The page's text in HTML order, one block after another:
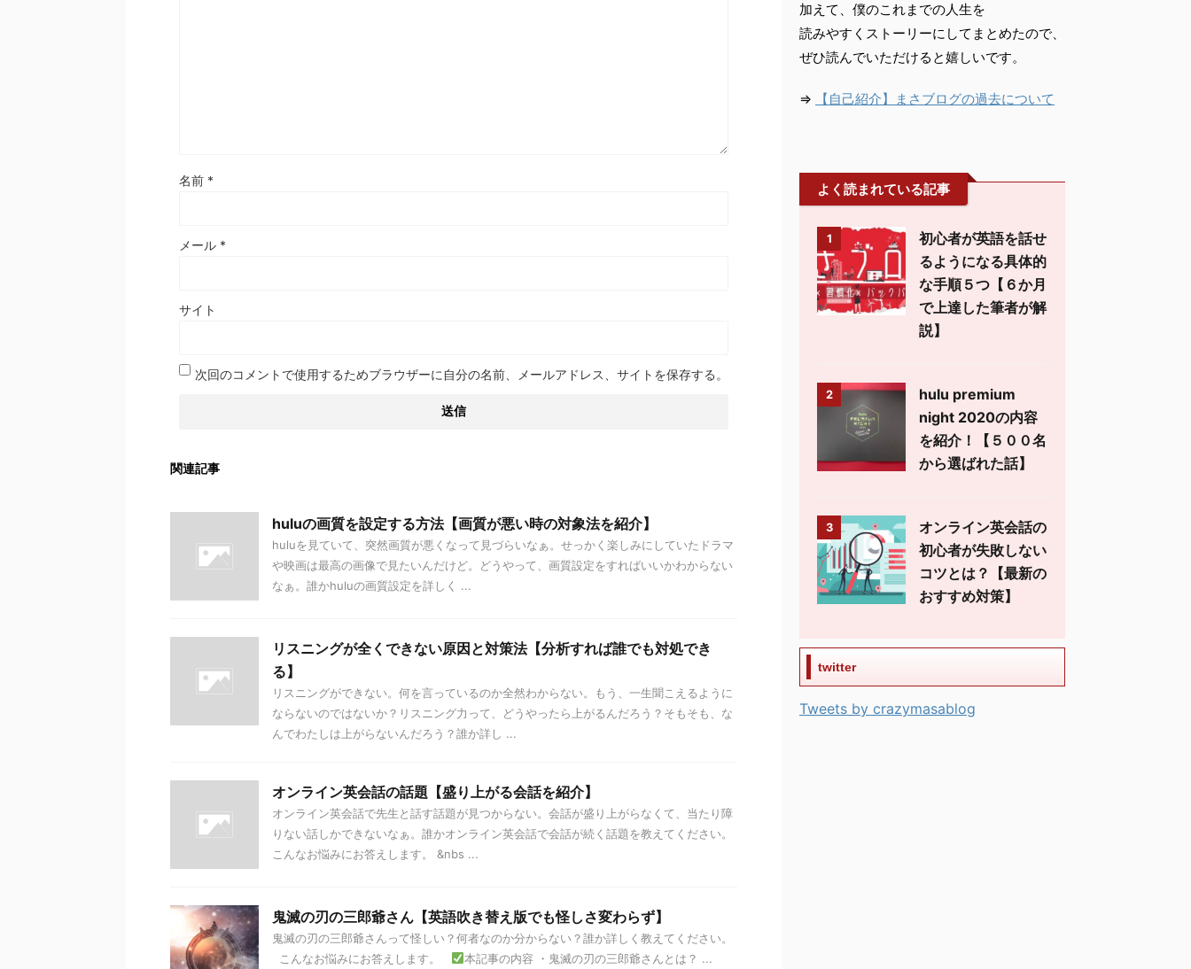
名前 *
メール *
サイト
次回のコメントで使用するためブラウザーに自分の名前、メールアドレス、サイトを保存する。
関連記事
huluの画質を設定する方法【画質が悪い時の対象法を紹介】
huluを見ていて、突然画質が悪くなって見づらいなぁ。せっかく楽しみにしていたドラマ
や映画は最高の画像で見たいんだけど。どうやって、画質設定をすればいいかわからない
なぁ。誰かhuluの画質設定を詳しく ...
リスニングが全くできない原因と対策法【分析すれば誰でも対処でき
る】
リスニングができない。何を言っているのか全然わからない。もう、一生聞こえるように
ならないのではないか？リスニング力って、どうやったら上がるんだろう？そもそも、な
んでわたしは上がらないんだろう？誰か詳し ...
オンライン英会話の話題【盛り上がる会話を紹介】
オンライン英会話で先生と話す話題が見つからない。会話が盛り上がらなくて、当たり障
りない話しかできないなぁ。誰かオンライン英会話で会話が続く話題を教えてください。
こんなお悩みにお答えします。 &nbs ...
鬼滅の刃の三郎爺さん【英語吹き替え版でも怪しさ変わらず】
鬼滅の刃の三郎爺さんって怪しい？何者なのか分からない？誰か詳しく教えてください。
こんなお悩みにお答えします。
本記事の内容 ・鬼滅の刃の三郎爺さんとは？ ...
加えて、僕のこれまでの人生を
読みやすくストーリーにしてまとめたので、
ぜひ読んでいただけると嬉しいです。
⇒ 【自己紹介】まさブログの過去について
よく読まれている記事
1
初心者が英語を話せ
るようになる具体的
な手順５つ【６か月
で上達した筆者が解
説】
2
hulu premium
night 2020の内容
を紹介！【５００名
から選ばれた話】
3
オンライン英会話の
初心者が失敗しない
コツとは？【最新の
おすすめ対策】
twitter
Tweets by crazymasablog